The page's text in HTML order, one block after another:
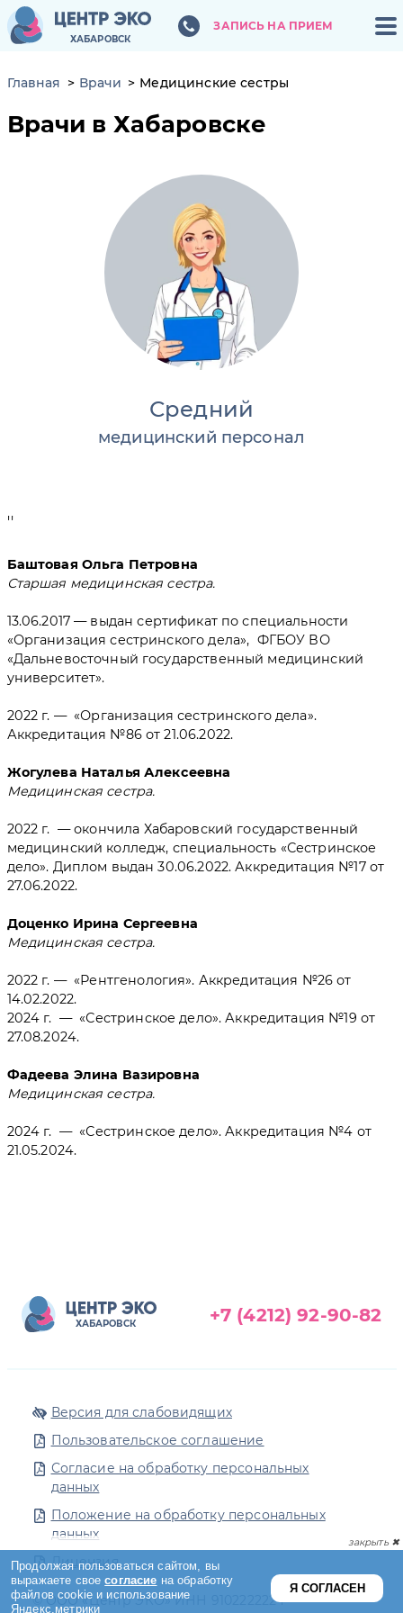
ХАБАРОВСК
ЗАПИСЬ НА ПРИЕМ
ХАБАРОВСК
ЗАПИСЬ НА ПРИЕМ
Главная Врачи Медицинские сестры
Врачи в Хабаровске
Средний
медицинский персонал
''
Баштовая Ольга Петровна
Старшая медицинская сестра.
13.06.2017 — выдан сертификат по специальности
«Организация сестринского дела», ФГБОУ ВО
«Дальневосточный государственный медицинский
университет».
2022 г. — «Организация сестринского дела».
Аккредитация №86 от 21.06.2022.
Жогулева Наталья Алексеевна
Медицинская сестра.
2022 г. — окончила Хабаровский государственный
медицинский колледж, специальность «Сестринское
дело». Диплом выдан 30.06.2022. Аккредитация №17 от
27.06.2022.
Доценко Ирина Сергеевна
Медицинская сестра.
2022 г. — «Рентгенология». Аккредитация №26 от
14.02.2022.
2024 г. — «Сестринское дело». Аккредитация №19 от
27.08.2024.
Фадеева Элина Вазировна
Медицинская сестра.
2024 г. — «Сестринское дело». Аккредитация №4 от
21.05.2024.
ХАБАРОВСК +7 (4212) 92-90-82
Версия для слабовидящих
Пользовательское соглашение
Согласие на обработку персональных
данных
Положение на обработку персональных
данных
Лицензия
© ООО «Центр ЭКО» ИНН 9102222224